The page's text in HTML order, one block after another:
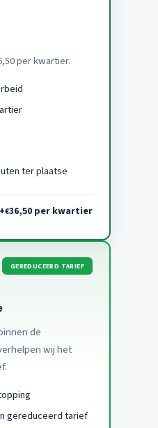
per kwartier.
ter plaatse
+€36,50 per kwartier
GEREDUCEERD TARIEF
de
wij het
gereduceerd tarief